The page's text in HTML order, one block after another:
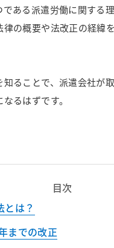
である派遣労働に関する
律の概要や法改正の経緯
知ることで、派遣会社が
るはずです。
目次
とは？
までの改正